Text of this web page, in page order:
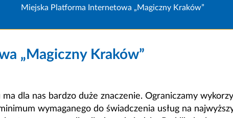
Miejska Platforma Internetowa „Magiczny Kraków”
„Magiczny Kraków”
dla nas bardzo duże znaczenie. Ograniczamy
wymaganego do świadczenia usług na